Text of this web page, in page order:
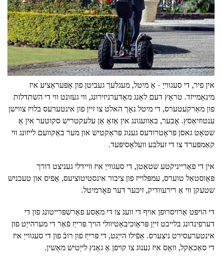
אין פיר, די סעגווייַ - אַ מיטל, מעגלעך געביטן פון אָפּעראַציע איז
מינאַמייזד. טראָץ דעם לאַנג מאָדערניזירונג, ווי געזונט ווי די השתדלות
פון מאַרקעטערס, די מיטל נאָך האלט צו זיין פון אינטערעס בלויז צווישן
ענטוזיאַסץ. אָבער, באַוועגונג אין אַזאַ אַן עלעקטריש סקוטער אין אַ
שטאָט גאסן פּראָטרודעס גענוג פּראַקטיש און מער באַקוועם לייזונג ווי
קאַמפּערד צו די זעלבע וועלאָסיפּעד.
אין די פאַרייניקטע שטאַטן, די סעגווייַ איז וויידלי געניצט דורך
פּאָוסטאַל טוערס, עמפּלוייז פון ציבור אינסטיטוציעס, אָפיס און טעכניש
שטעקן ווי אַ רירעוודיק, זיכער דער פאָרמיטל.
די הויפּט אַרויסרופן אויף די וועג צו די מאַסע פאַרשפּרייטונג פון די
דערפינדונג בלייבט זייַן פּראָוכיבאַטיוולי הויך פּרייַז פֿאַר די מערהייַט פון
אינטערעסירט ניצערס. אַפֿילו הייַנט, די פּרייַז פון רובֿ פון די סעגווייַ איז
די סאַכאַקל, וואָס איז גענוג צו קויפן אַ גאַנץ לייַטיש מאַשין.